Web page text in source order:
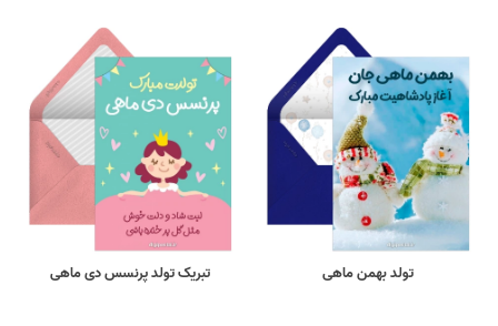
تولد بهمن ماهی تبریک تولد پرنسس دی ماهی